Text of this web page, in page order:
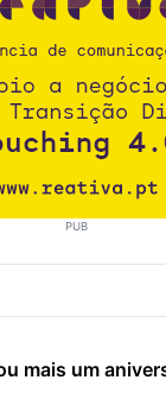
PUB
mais um